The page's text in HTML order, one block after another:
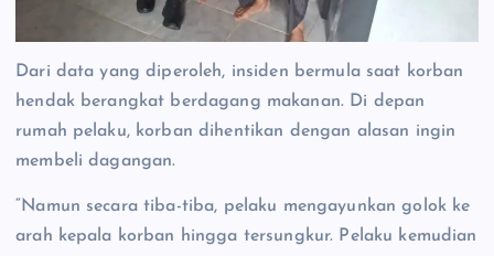
Dari data yang diperoleh, insiden bermula saat korban
hendak berangkat berdagang makanan. Di depan
rumah pelaku, korban dihentikan dengan alasan ingin
membeli dagangan.
“Namun secara tiba-tiba, pelaku mengayunkan golok ke
arah kepala korban hingga tersungkur. Pelaku kemudian